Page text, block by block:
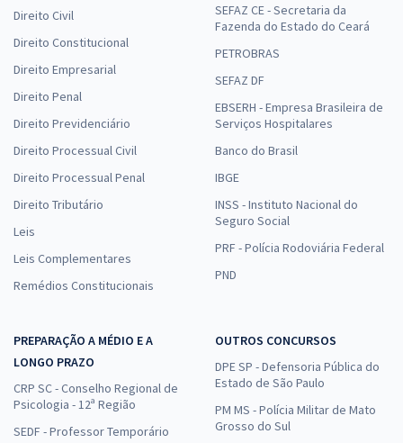
Direito Civil
Direito Constitucional
Direito Empresarial
Direito Penal
Direito Previdenciário
Direito Processual Civil
Direito Processual Penal
Direito Tributário
Leis
Leis Complementares
Remédios Constitucionais
SEFAZ CE - Secretaria da
Fazenda do Estado do Ceará
PETROBRAS
SEFAZ DF
EBSERH - Empresa Brasileira de
Serviços Hospitalares
Banco do Brasil
IBGE
INSS - Instituto Nacional do
Seguro Social
PRF - Polícia Rodoviária Federal
PND
PREPARAÇÃO A MÉDIO E A
LONGO PRAZO
CRP SC - Conselho Regional de
Psicologia - 12ª Região
SEDF - Professor Temporário
OUTROS CONCURSOS
DPE SP - Defensoria Pública do
Estado de São Paulo
PM MS - Polícia Militar de Mato
Grosso do Sul